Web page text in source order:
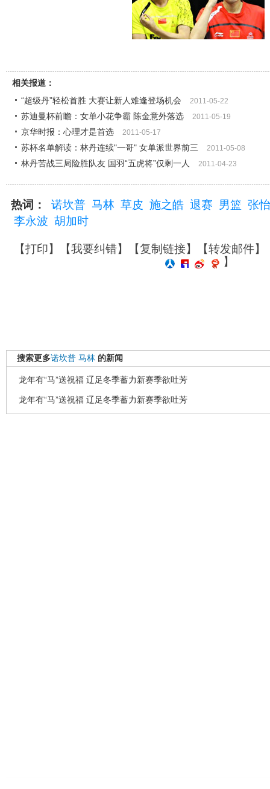
相关报道：
“超级丹”轻松首胜 大赛让新人难逢登场机会
2011-05-22
苏迪曼杯前瞻：女单小花争霸 陈金意外落选 2011-05-19
京华时报：心理才是首选 2011-05-17
苏杯名单解读：林丹连续"一哥" 女单派世界前三 2011-05-08
林丹苦战三局险胜队友 国羽“五虎将”仅剩一人 2011-04-23
热词： 诺坎普 马林 草皮 施之皓 退赛 男篮 张
李永波 胡加时
【打印】【我要纠错】【复制链接】【转发邮件】
】
搜索更多诺坎普 马林 的新闻
龙年有“马”送祝福 辽足冬季蓄力新赛季欲吐芳
龙年有“马”送祝福 辽足冬季蓄力新赛季欲吐芳